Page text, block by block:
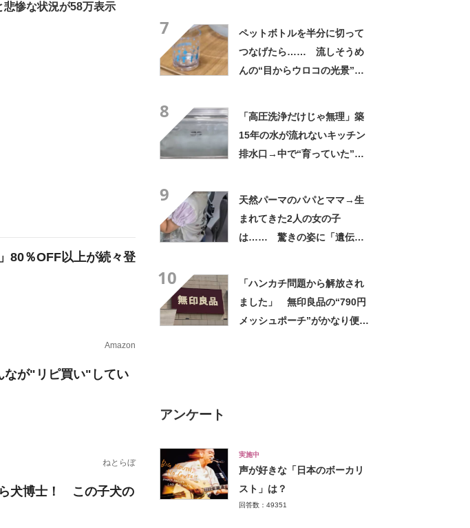
惨な状況が58万表示
80％OFF以上が続々登
Amazon
なが"リピ買い"してい
ねとらぼ
ら犬博士！ この子犬の
7
ペットボトルを半分に切って
つなげたら…… 流しそうめ
んの“目からウロコの光景”に
8
「高圧洗浄だけじゃ無理」築
15年の水が流れないキッチン
排水口→中で“育っていた”の
9
天然パーマのパパとママ→生
まれてきた2人の女の子
は…… 驚きの姿に「遺伝っ
10
「ハンカチ問題から解放され
ました」 無印良品の“790円
メッシュポーチ”がかなり便
アンケート
実施中
声が好きな「日本のボーカリ
スト」は？
回答数：49351